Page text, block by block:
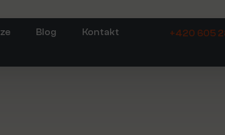
Blog Kontakt
+420 605